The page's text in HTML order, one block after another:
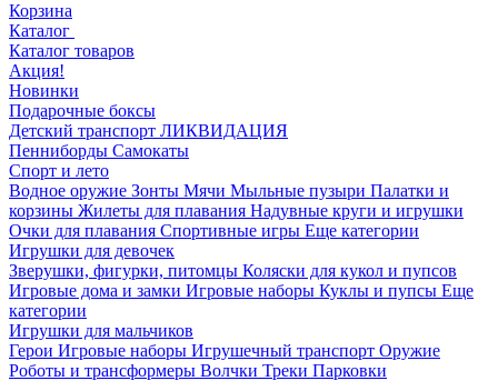
Корзина
Каталог
Каталог товаров
Акция!
Новинки
Подарочные боксы
Детский транспорт ЛИКВИДАЦИЯ
Пенниборды Самокаты
Спорт и лето
Водное оружие Зонты Мячи Мыльные пузыри Палатки и
корзины Жилеты для плавания Надувные круги и игрушки
Очки для плавания Спортивные игры Еще категории
Игрушки для девочек
Зверушки, фигурки, питомцы Коляски для кукол и пупсов
Игровые дома и замки Игровые наборы Куклы и пупсы Еще
категории
Игрушки для мальчиков
Герои Игровые наборы Игрушечный транспорт Оружие
Роботы и трансформеры Волчки Треки Парковки